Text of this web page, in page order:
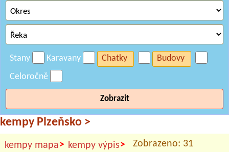
Stany Karavany Chatky
Budovy
Celoročně
Zobrazit
kempy Plzeňsko >
kempy mapa> kempy výpis> Zobrazeno: 31